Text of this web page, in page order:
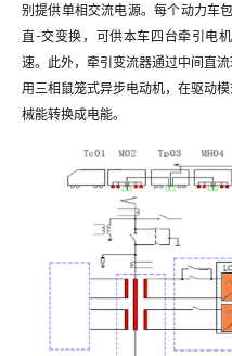
别提供单相交流电源。每个动力车
直-交变换，可供本车四台牵引电
速。此外，牵引变流器通过中间直
用三相鼠笼式异步电动机，在驱动
械能转换成电能。